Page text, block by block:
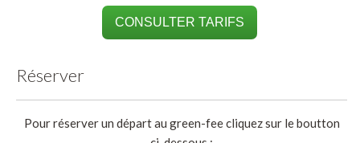
CONSULTER TARIFS
Réserver
Pour réserver un départ au green-fee cliquez sur le boutton